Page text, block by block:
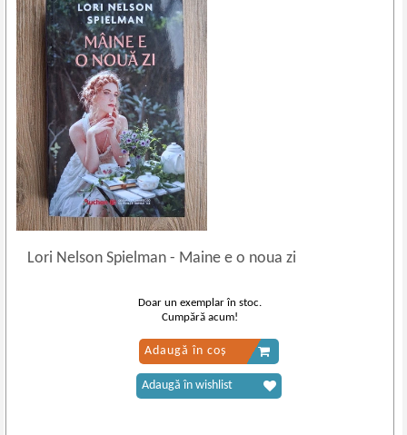
Lori Nelson Spielman- Maine e o noua zi
Doar un exemplar în stoc.
Cumpără acum!
Adaugă în coș
Adaugă în wishlist